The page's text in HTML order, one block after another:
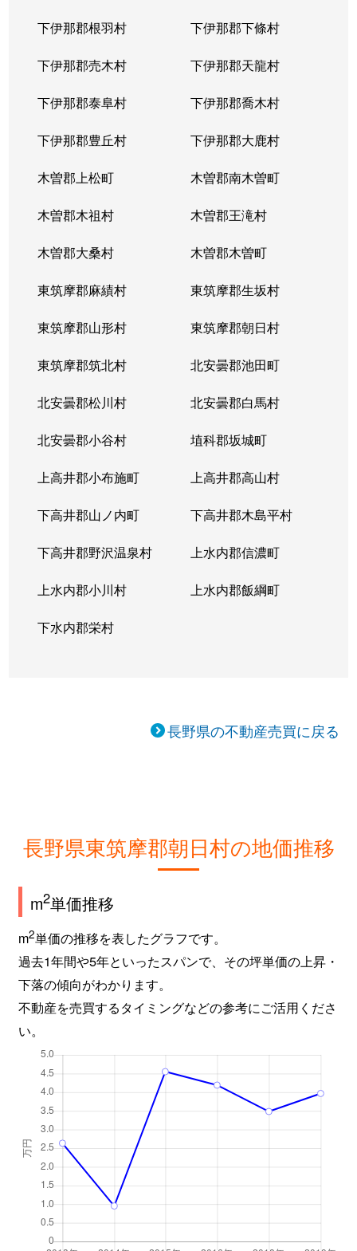
下伊那郡根羽村 下伊那郡下條村
下伊那郡売木村 下伊那郡天龍村
下伊那郡泰阜村 下伊那郡喬木村
下伊那郡豊丘村 下伊那郡大鹿村
木曽郡上松町 木曽郡南木曽町
木曽郡木祖村 木曽郡王滝村
木曽郡大桑村 木曽郡木曽町
東筑摩郡麻績村 東筑摩郡生坂村
東筑摩郡山形村 東筑摩郡朝日村
東筑摩郡筑北村 北安曇郡池田町
北安曇郡松川村 北安曇郡白馬村
北安曇郡小谷村 埴科郡坂城町
上高井郡小布施町 上高井郡高山村
下高井郡山ノ内町 下高井郡木島平村
下高井郡野沢温泉村 上水内郡信濃町
上水内郡小川村 上水内郡飯綱町
下水内郡栄村
長野県の不動産売買に戻る
長野県東筑摩郡朝日村の地価推移
m2単価推移
m2単価の推移を表したグラフです。
過去1年間や5年といったスパンで、その坪単価の上昇・
下落の傾向がわかります。
不動産を売買するタイミングなどの参考にご活用くださ
い。